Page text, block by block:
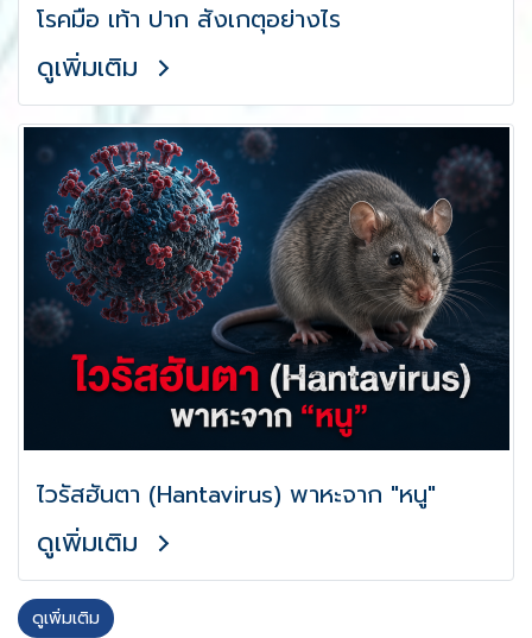
โรคมือ เท้า ปาก สังเกตุอย่างไร
ดูเพิ่มเติม
ไวรัสฮันตา (Hantavirus) พาหะจาก "หนู"
ดูเพิ่มเติม
ดูเพิ่มเติม